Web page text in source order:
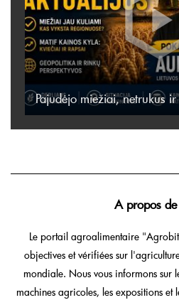
Pajudėjo miežiai, netrukus
A propos
Le portail agroalimentaire
objectives et vérifiées sur
mondiale. Nous vous informons sur
machines agricoles, les expositions et